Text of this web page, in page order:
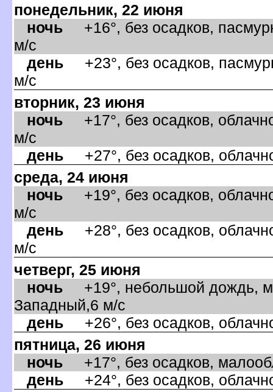
понедельник, 22 июня
ночь +16°, без осадков,
м/с
день +23°, без осадков,
м/с
торник, 23 июня
ночь +17°, без осадков,
м/с
день +27°, без осадков,
среда, 24 июня
ночь +19°, без осадков,
м/с
день +28°, без осадков,
м/с
четверг, 25 июня
ночь +19°, небольшой дождь,
Западный,6 м/с
день +26°, без осадков,
пятница, 26 июня
ночь +17°, без осадков,
день +24°, без осадков,